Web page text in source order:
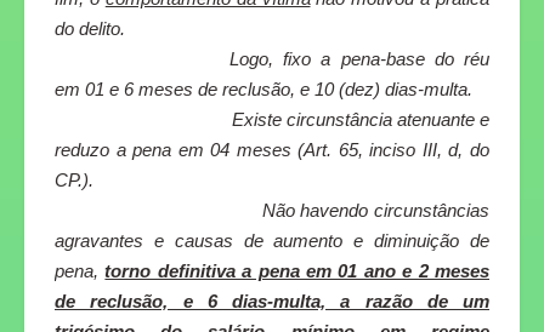
do delito.
Logo, fixo a pena-base do réu
em 01 e 6 meses de reclusão, e 10 (dez) dias-multa.
Existe circunstância atenuante e
reduzo a pena em 04 meses (Art. 65, inciso III, d, do
CP.).
Não havendo circunstâncias
agravantes e causas de aumento e diminuição de
pena,torno definitiva a pena em 01 ano e 2 meses
de reclusão, e 6 dias-multa, a razão de um